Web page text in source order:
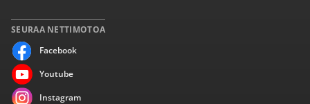
SEURAA NETTIMOTOA
Facebook
Youtube
Instagram